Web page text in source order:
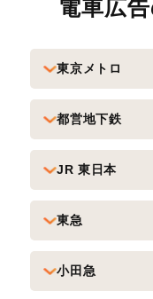
電車広
東京メトロ
都営地下鉄
JR 東日本
東急
小田急